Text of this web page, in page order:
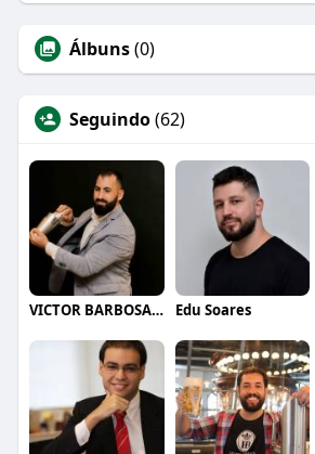
Álbuns(0)
Seguindo(62)
VICTOR BARBOSA QUARANTA Edu Soares